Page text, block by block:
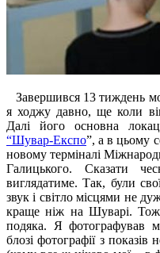
Завершився 13 тиждень
я ходжу давно, ще коли
Далі його основна
“Шувар-Експо”, а в цьому
новому терміналі
Галицького. Сказати
виглядатиме. Так, були
звук і світло місцями не
краще ніж на Шуварі. Тож
подяка. Я фотографував
блозі фотографії з показів